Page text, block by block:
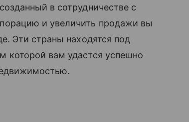
в сотрудничестве с
и увеличить продажи вы
Эти страны находятся под
которой вам удастся успешно